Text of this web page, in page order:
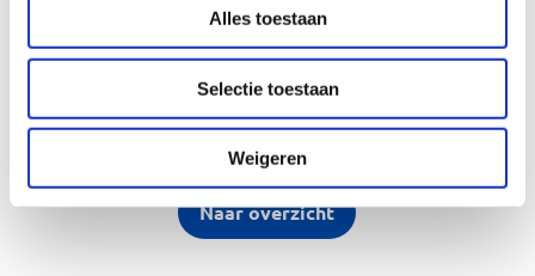
Alles toestaan
Selectie toestaan
Weigeren
Marc van der Veen
Limen Cyber
Naar overzicht